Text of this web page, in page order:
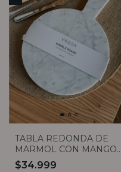
TABLA REDONDA DE
MARMOL CON MANGO
30X22 VASSA
$34.999